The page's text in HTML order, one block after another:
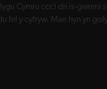
Cymru ccc) dri is-gwmni
fel y cyfryw. Mae hyn yn